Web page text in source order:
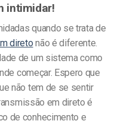
intimidar!
quando se trata de
direto não é diferente.
de um sistema como
começar. Espero que
não tem de se sentir
em direto é
de conhecimento e